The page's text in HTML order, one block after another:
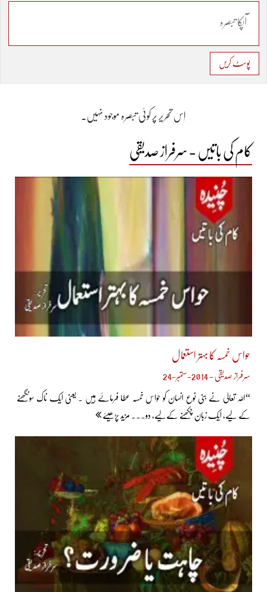
پوسٹ کریں
اِس تحریر پر کوئی تبصرہ موجود نہیں۔
کام کی باتیں - سرفراز صدیقی
حواس خمسہ کا بہتر استعمال
سرفراز صدیقی - 2014-ستمبر-24
“اللہ تعالیٰ نے بنی نوع انسان کو حواس خمسہ عطا فرمائے ہیں ۔ یعنی ایک ناک سونگھنے
کے لیے، ایک زبان چکھنے کےلیے، دو... مزید پڑھیئے